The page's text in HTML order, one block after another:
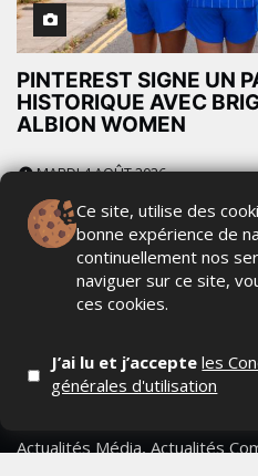
PINTEREST SIGNE UN
HISTORIQUE AVEC
ALBION WOMEN
MARDI 4 AOÛT 2026
Ce site, utilise des
bonne expérience de
continuellement nos
naviguer sur ce site,
ces cookies.
J’ai lu et j’accepteles
générales d'utilisation
Actualités Média, Actualités